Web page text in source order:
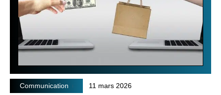
Communication 11 mars 2026